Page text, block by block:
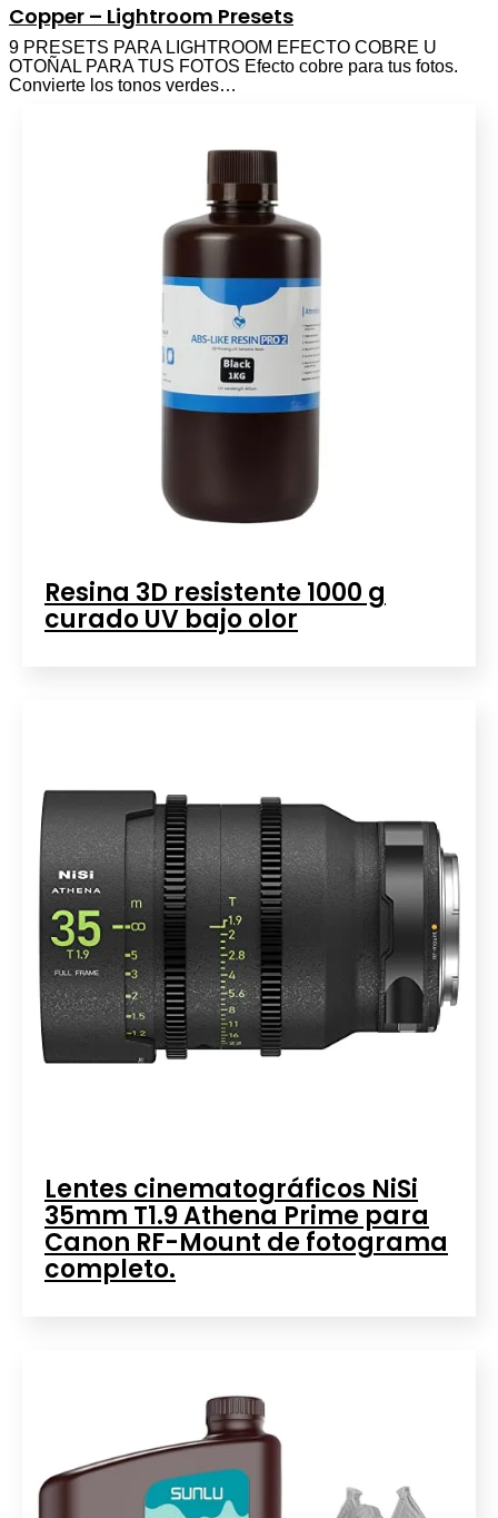
Copper – Lightroom Presets
9 PRESETS PARA LIGHTROOM EFECTO COBRE U
OTOÑAL PARA TUS FOTOS Efecto cobre para tus fotos.
Convierte los tonos verdes…
Resina 3D resistente 1000 g
curado UV bajo olor
Lentes cinematográficos NiSi
35mm T1.9 Athena Prime para
Canon RF-Mount de fotograma
completo.